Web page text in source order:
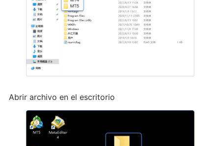
Abrir archivo en el escritorio